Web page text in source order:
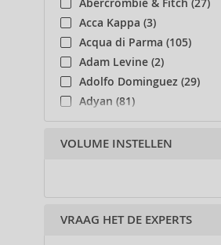
Abercrombie & Fitch (27)
Acca Kappa (3)
Acqua di Parma (105)
Adam Levine (2)
Adolfo Dominguez (29)
Adyan (81)
Affinage (1)
Afnan (90)
Aigner (41)
Ajmal (87)
VOLUME INSTELLEN
VRAAG HET DE EXPERTS